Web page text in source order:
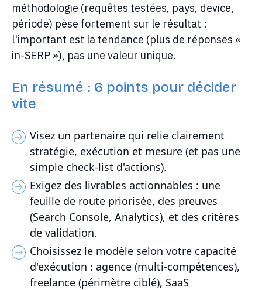
méthodologie (requêtes testées, pays, device,
période) pèse fortement sur le résultat :
l'important est la tendance (plus de réponses «
in-SERP »), pas une valeur unique.
En résumé : 6 points pour décider
vite
Visez un partenaire qui relie clairement
stratégie, exécution et mesure (et pas une
simple check-list d'actions).
Exigez des livrables actionnables : une
feuille de route priorisée, des preuves
(Search Console, Analytics), et des critères
de validation.
Choisissez le modèle selon votre capacité
d'exécution : agence (multi-compétences),
freelance (périmètre ciblé), SaaS